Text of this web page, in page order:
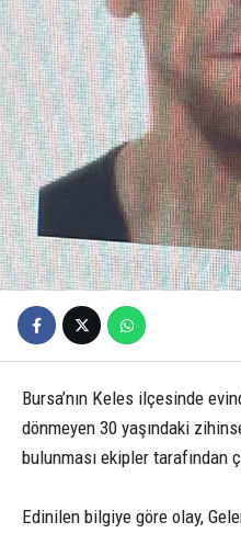
Bursa’nın Keles ilçesinde
dönmeyen 30 yaşındaki
bulunması ekipler tarafından
Edinilen bilgiye göre olay,